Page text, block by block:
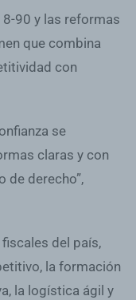
8-90 y las reformas
que combina
con
se
claras y con
de derecho”,
del país,
la formación
la logística ágil y